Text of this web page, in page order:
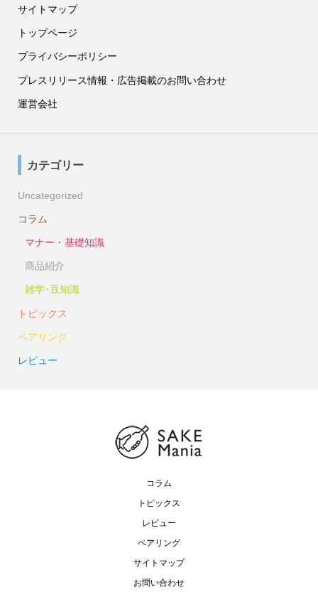
サイトマップ
トップページ
プライバシーポリシー
プレスリリース情報・広告掲載のお問い合わせ
運営会社
カテゴリー
Uncategorized
コラム
マナー・基礎知識
商品紹介
雑学･豆知識
トピックス
ペアリング
レビュー
コラム
トピックス
レビュー
ペアリング
サイトマップ
お問い合わせ